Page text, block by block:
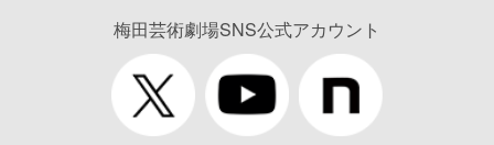
梅田芸術劇場SNS公式アカウント